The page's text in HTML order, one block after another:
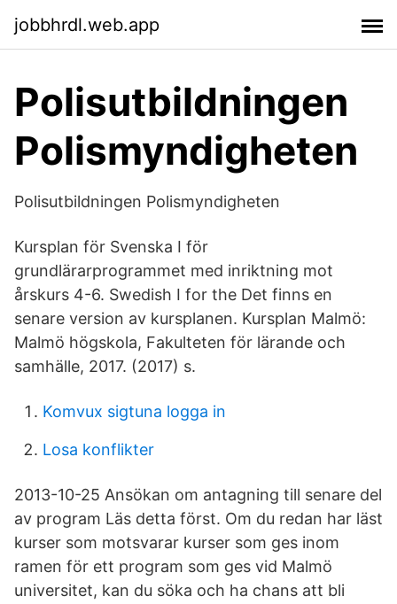
jobbhrdl.web.app
Polisutbildningen
Polismyndigheten
Polisutbildningen Polismyndigheten
Kursplan för Svenska I för
grundlärarprogrammet med inriktning mot
årskurs 4-6. Swedish I for the Det finns en
senare version av kursplanen. Kursplan Malmö:
Malmö högskola, Fakulteten för lärande och
samhälle, 2017. (2017) s.
Komvux sigtuna logga in
Losa konflikter
2013-10-25 Ansökan om antagning till senare del
av program Läs detta först. Om du redan har läst
kurser som motsvarar kurser som ges inom
ramen för ett program som ges vid Malmö
universitet, kan du söka och ha chans att bli